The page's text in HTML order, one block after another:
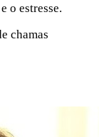
o estresse.
chamas